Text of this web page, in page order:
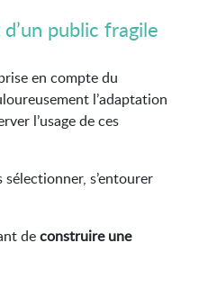
public fragile
en compte du
l’adaptation
l’usage de ces
s’entourer
deconstruire une